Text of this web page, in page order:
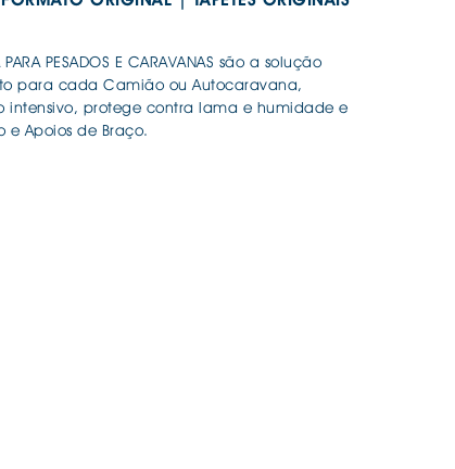
PESADOS E CARAVANAS são a solução
para cada Camião ou Autocaravana,
intensivo, protege contra lama e humidade e
e Apoios de Braço.